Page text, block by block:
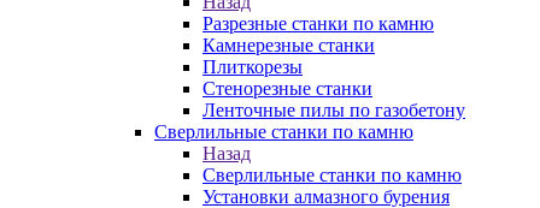
Разрезные станки по камню
Камнерезные станки
Плиткорезы
Стенорезные станки
Ленточные пилы по газобетону
Сверлильные станки по камню
Назад
Сверлильные станки по камню
Установки алмазного бурения